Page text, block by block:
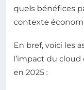
quels bénéfices
contexte
En bref, voici les
l’impact du
en 2025 :